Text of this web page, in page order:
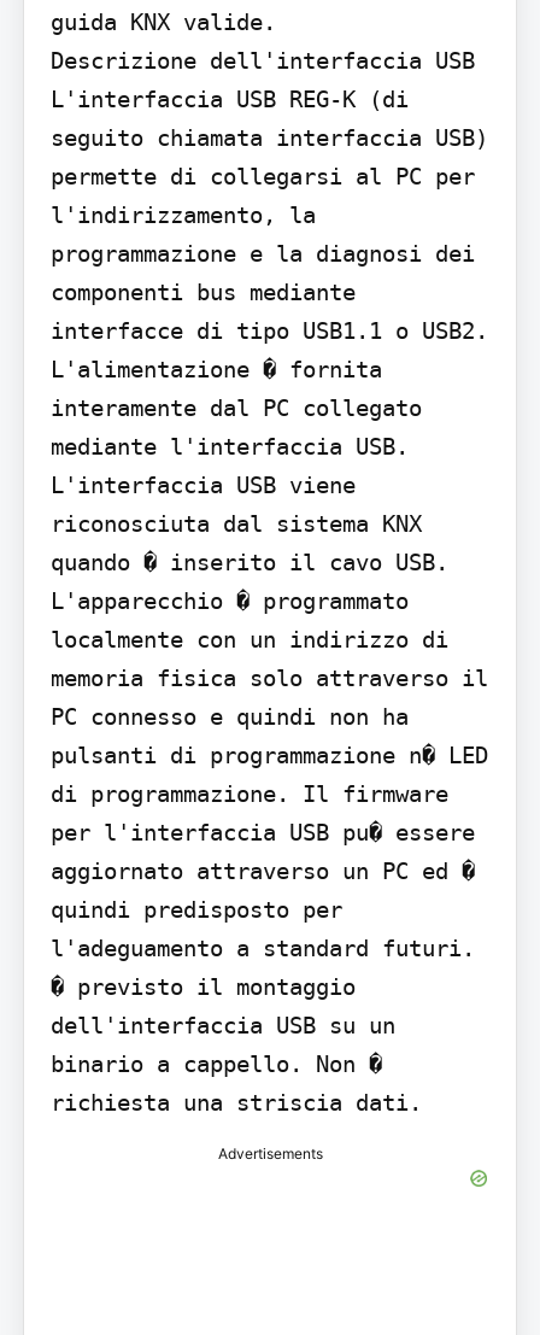
guida KNX valide.
Descrizione dell'interfaccia USB
L'interfaccia USB REG-K (di
seguito chiamata interfaccia USB)
permette di collegarsi al PC per
l'indirizzamento, la
programmazione e la diagnosi dei
componenti bus mediante
interfacce di tipo USB1.1 o USB2.
L'alimentazione � fornita
interamente dal PC collegato
mediante l'interfaccia USB.
L'interfaccia USB viene
riconosciuta dal sistema KNX
quando � inserito il cavo USB.
L'apparecchio � programmato
localmente con un indirizzo di
memoria fisica solo attraverso il
PC connesso e quindi non ha
pulsanti di programmazione n� LED
di programmazione. Il firmware
per l'interfaccia USB pu� essere
aggiornato attraverso un PC ed �
quindi predisposto per
l'adeguamento a standard futuri.
� previsto il montaggio
dell'interfaccia USB su un
binario a cappello. Non �
richiesta una striscia dati.
Advertisements